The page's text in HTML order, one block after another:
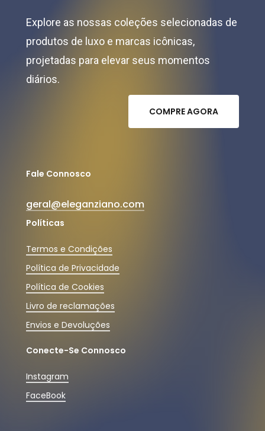
Explore as nossas coleções selecionadas de
produtos de luxo e marcas icônicas,
projetadas para elevar seus momentos
diários.
COMPREAGORA
Fale Connosco
geral@eleganziano.com
Políticas
Termos e Condições
Política de Privacidade
Política de Cookies
Livro de reclamações
Envios e Devoluções
Conecte-Se Connosco
Instagram
FaceBook